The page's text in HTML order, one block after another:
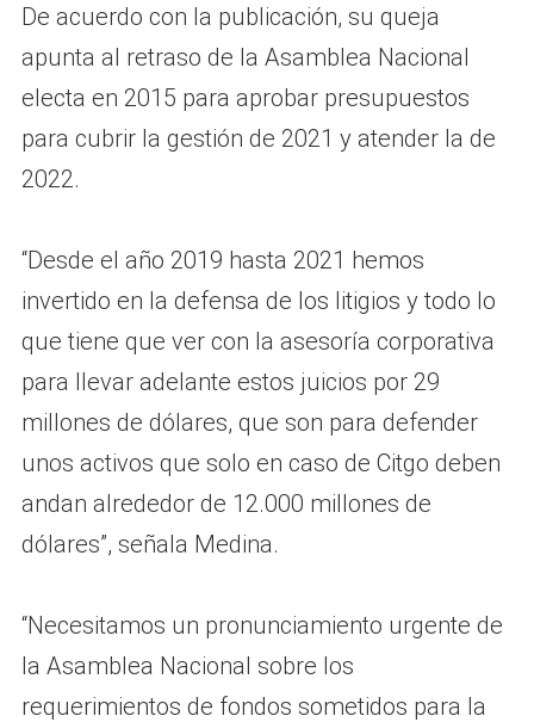
De acuerdo con la publicación, su queja
apunta al retraso de la Asamblea Nacional
electa en 2015 para aprobar presupuestos
para cubrir la gestión de 2021 y atender la de
2022.
“Desde el año 2019 hasta 2021 hemos
invertido en la defensa de los litigios y todo lo
que tiene que ver con la asesoría corporativa
para llevar adelante estos juicios por 29
millones de dólares, que son para defender
unos activos que solo en caso de Citgo deben
andan alrededor de 12.000 millones de
dólares”, señala Medina.
“Necesitamos un pronunciamiento urgente de
la Asamblea Nacional sobre los
requerimientos de fondos sometidos para la